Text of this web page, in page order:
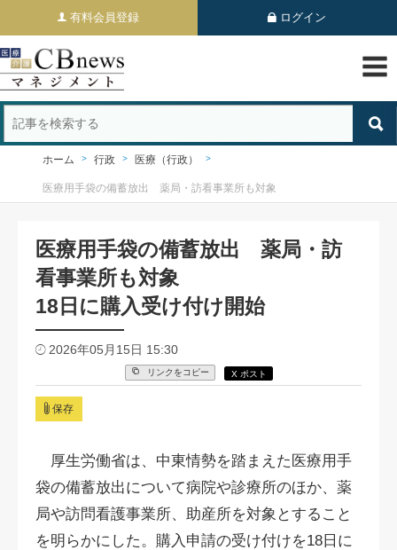
有料会員登録 ログイン
ホーム 行政 医療（行政）
医療用手袋の備蓄放出 薬局・訪看事業所も対象
医療用手袋の備蓄放出 薬局・訪
看事業所も対象
18日に購入受け付け開始
2026年05月15日 15:30
リンクをコピー X ポスト
保存
厚生労働省は、中東情勢を踏まえた医療用手
袋の備蓄放出について病院や診療所のほか、薬
局や訪問看護事業所、助産所を対象とすること
を明らかにした。購入申請の受け付けを18日に